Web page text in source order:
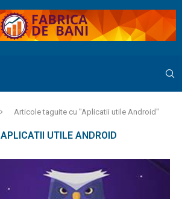
Articole taguite cu "Aplicatii utile Android"
APLICATII UTILE ANDROID